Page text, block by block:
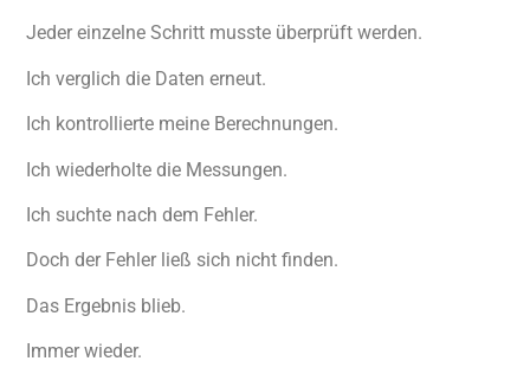
Jeder einzelne Schritt musste überprüft werden.
Ich verglich die Daten erneut.
Ich kontrollierte meine Berechnungen.
Ich wiederholte die Messungen.
Ich suchte nach dem Fehler.
Doch der Fehler ließ sich nicht finden.
Das Ergebnis blieb.
Immer wieder.